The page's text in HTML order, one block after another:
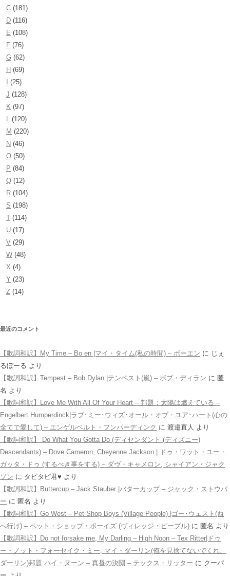
C (181)
D (116)
E (108)
F (76)
G (62)
H (69)
(25)
J (128)
K (97)
L (120)
M (220)
N (46)
O (50)
P (84)
Q (12)
R (104)
S (198)
T (114)
U (17)
V (29)
W (48)
X (4)
Y (23)
Z (14)
最近のコメント
【歌詞和訳】My Time – Bo en |マイ・タイム(私の時間) – ボーエン に じぇ
るぼーる より
【歌詞和訳】Tempest – Bob Dylan |テンペスト(嵐) – ボブ・ディラン に 匿
名 より
【歌詞和訳】Love Me With All Of Your Heart – 邦題：太陽は燃えている –
Engelbert Humperdinck|ラブ･ミー･ウィズ･オール・オブ・ユア･ハート(心の
全てで愛して) – エンゲルベルト・フンパーディンク に 渡邉直人 より
【歌詞和訳】 Do What You Gotta Do (ディセンダント (ディズニー)
Descendants) – Dove Cameron, Cheyenne Jackson | ドゥ・ワット・ユー・
ガッタ・ドゥ (するべき事をする) – ダヴ・キャメロン, シャイアン・ジャク
ソン に タピタピ君♥️ より
【歌詞和訳】Buttercup – Jack Stauber |バターカップ – ジャック・ストウバ
ー に 匿名 より
【歌詞和訳】Go West – Pet Shop Boys (Village People) |ゴー･ウェスト(西
へ行け) – ペット・ショップ・ボーイズ (ヴィレッジ・ピープル) に 匿名 より
【歌詞和訳】Do not forsake me, My Darling – High Noon – Tex Ritter|ドゥ
ー・ノット・フォーセイク・ミー, マイ・ダーリン(俺を見捨てないでくれ、
ダーリン)邦題:ハイ・ヌーン – 真昼の決闘 – テックス・リッター に クーパ